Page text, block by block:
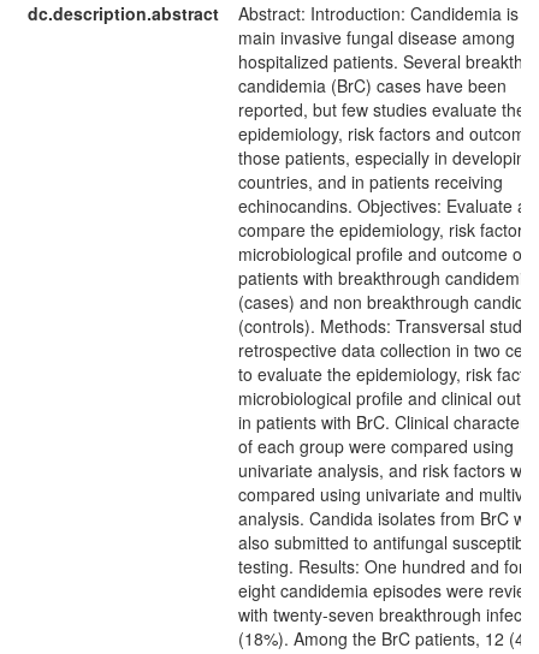
dc.description.abstract
Abstract: Introduction: Candidemia is
main invasive fungal disease among
hospitalized patients. Several
candidemia (BrC) cases have been
reported, but few studies evaluate the
epidemiology, risk factors and
those patients, especially in developing
countries, and in patients receiving
echinocandins. Objectives: Evaluate
compare the epidemiology, risk factors,
microbiological profile and outcome of
patients with breakthrough candidemia
(cases) and non breakthrough
(controls). Methods: Transversal study,
retrospective data collection in two
to evaluate the epidemiology, risk
microbiological profile and clinical
in patients with BrC. Clinical
of each group were compared using
univariate analysis, and risk factors
compared using univariate and
analysis. Candida isolates from BrC
also submitted to antifungal
testing. Results: One hundred and
eight candidemia episodes were
with twenty-seven breakthrough
(18%). Among the BrC patients, 12